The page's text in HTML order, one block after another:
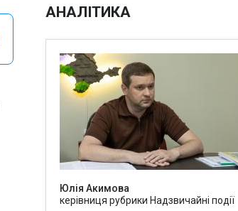
АНАЛІТИКА
Юлія Акимова
керівниця рубрики Надзвичайні події